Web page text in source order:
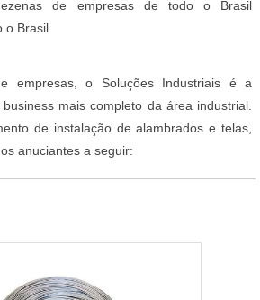
de empresas de todo o Brasil
o Brasil
empresas, o Soluções Industriais é a
mais completo da área industrial.
de instalação de alambrados e telas,
anuciantes a seguir: